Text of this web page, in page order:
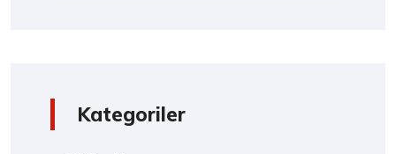
Kategoriler